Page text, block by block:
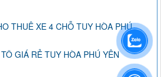
THUÊ XE 4 CHỖ TUY HÒA PHÚ
GIÁ RẺ TUY HÒA PHÚ YÊN